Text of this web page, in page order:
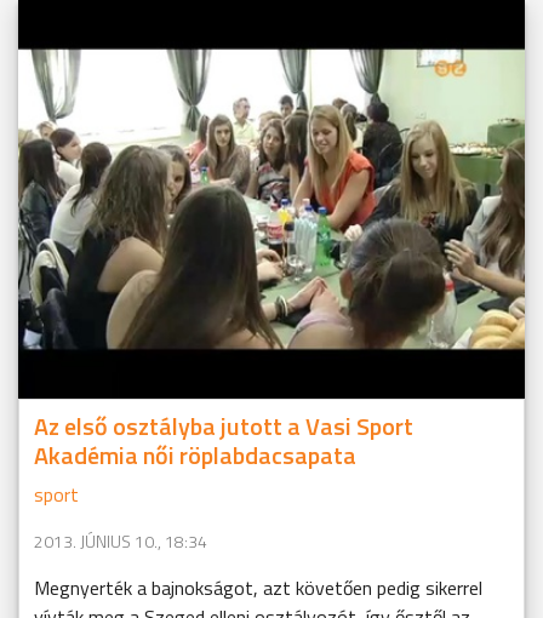
Az első osztályba jutott a Vasi Sport
Akadémia női röplabdacsapata
sport
2013. JÚNIUS 10., 18:34
Megnyerték a bajnokságot, azt követően pedig sikerrel